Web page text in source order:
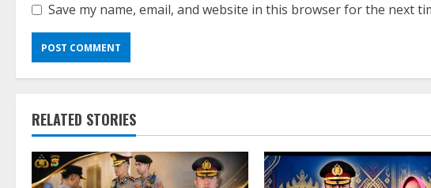
Save my name, email, and website in this browser for the next
RELATED STORIES